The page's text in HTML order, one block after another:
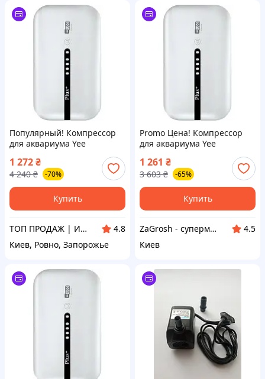
Популярный! Компрессор
для аквариума Yee
кабелем 3 Вт
(6922192995886) - Лучшее
качество только на
1 272₴
4 240 ₴ -70%
Купить
ТОП ПРОДАЖ | Интернет-супермаркет «NUKLEON»
4.8
Киев, Ровно, Запорожье
Promo Цена! Компрессор
для аквариума Yee
кабелем 3 Вт
(6922192995886) - только на
ZaGrosh.com.ua
1 261 ₴
3 603 ₴ -65%
Купить
ZaGrosh - супермаркет низких цен
4.5
Киев